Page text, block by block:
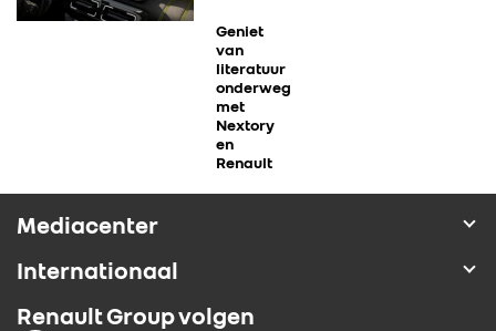
RENAULT
ALLIANCE
FOTO’S & VIDEO’S
Geniet
van
literatuur
onderweg
met
Nextory
en
Renault
Mediacenter
Internationaal
Renault Group volgen